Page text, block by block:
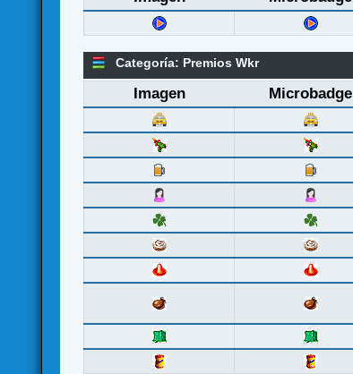
Categoría: Premios Wkr
Imagen Microbadge